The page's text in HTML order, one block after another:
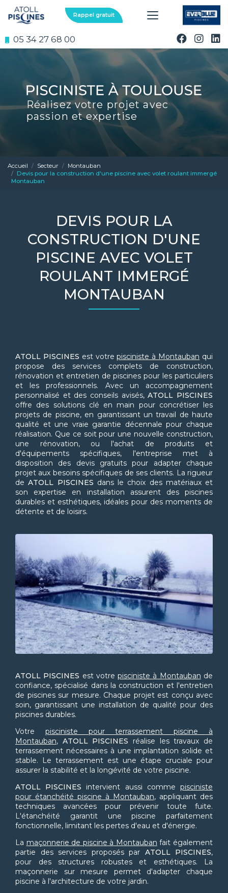
au
contenu
05 34 27 68 00
Rappel gratuit
Réalisez votre projet avec
passion et expertise
Accueil Secteur
Montauban
Devis pour la construction d'une piscine avec volet roulant immergé
Montauban
DEVIS POUR LA
CONSTRUCTION D'UNE
PISCINE AVEC VOLET
ROULANT IMMERGÉ
MONTAUBAN
ATOLL PISCINES est votrepisciniste à Montauban qui
propose des services complets de construction,
rénovation et entretien de piscines pour les particuliers
et les professionnels. Avec un accompagnement
personnalisé et des conseils avisés,ATOLL PISCINES
offre des solutions clé en main pour concrétiser les
projets de piscine, en garantissant un travail de haute
qualité et une vraie garantie décennale pour chaque
réalisation. Que ce soit pour une nouvelle construction,
une rénovation, ou l'achat de produits et
d'équipements spécifiques, l'entreprise met à
disposition des devis gratuits pour adapter chaque
projet aux besoins spécifiques de ses clients. La rigueur
deATOLL PISCINES dans le choix des matériaux et
son expertise en installation assurent des piscines
durables et esthétiques, idéales pour des moments de
détente et de loisirs.
ATOLL PISCINES est votrepisciniste à Montauban de
confiance, spécialisé dans la construction et l'entretien
de piscines sur mesure. Chaque projet est conçu avec
soin, garantissant une installation de qualité pour des
piscines durables.
Votre pisciniste pour terrassement piscine à
Montauban, ATOLL PISCINES réalise les travaux de
terrassement nécessaires à une implantation solide et
stable. Le terrassement est une étape cruciale pour
assurer la stabilité et la longévité de votre piscine.
ATOLL PISCINES intervient aussi commepisciniste
pour étanchéité piscine à Montauban, appliquant des
techniques avancées pour prévenir toute fuite.
L'étanchéité garantit une piscine parfaitement
fonctionnelle, limitant les pertes d'eau et d'énergie.
La maçonnerie de piscine à Montauban fait également
partie des services proposés par ATOLL PISCINES,
pour des structures robustes et esthétiques. La
maçonnerie sur mesure permet d'adapter chaque
piscine à l'architecture de votre jardin.